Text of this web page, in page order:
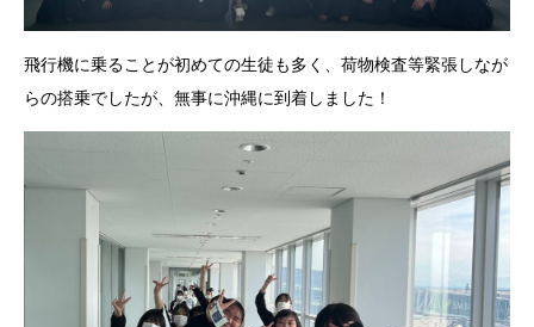
飛行機に乗ることが初めての生徒も多く、荷物検査等緊張しなが
らの搭乗でしたが、無事に沖縄に到着しました！